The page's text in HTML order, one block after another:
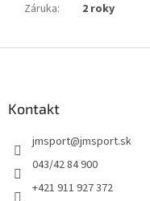
Záruka: 2 roky
Kontakt
jmsport@jmsport.sk
043/42 84 900
+421 911 927 372